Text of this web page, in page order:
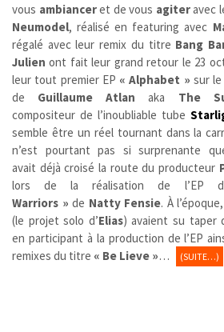
vous ambianceret de vous agiteravec
Neumodel, réalisé en featuring avec
régalé avec leur remix du titre Bang
Julien ont fait leur grand retour le 23
leur tout premier EP « Alphabet » sur
de Guillaume Atlan aka The
compositeur de l’inoubliable tube
semble être un réel tournant dans la
n’est pourtant pas si surprenante
avait déjà croisé la route du producteur
lors de la réalisation de l’EP
Warriors »de Natty Fensie. À l’époque,
(le projet solo d’Elias) avaient su taper
en participant à la production de l’EP
remixes du titre « Be Lieve »… (SUITE…)